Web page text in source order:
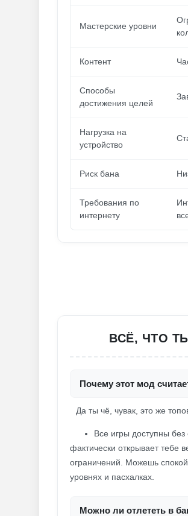
Мастерские уровни
Контент
Способы
достижения целей
Нагрузка на
устройство
Риск бана
Требования по
интернету
ВСЁ, ЧТО
Почему этот мод
Да ты чё, чувак, это же
Все игры доступны без
фактически открывает тебе
ограничений. Можешь
уровнях и пасхалках.
Можно ли отлететь в